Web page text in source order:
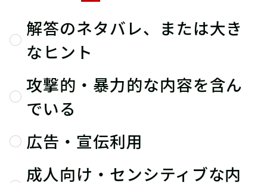
解答のネタバレ、または大き
なヒント
攻撃的・暴力的な内容を含ん
でいる
広告・宣伝利用
成人向け・センシティブな内